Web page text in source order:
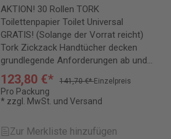
Tissuequalität,
Lorbeerblattprägung, 2-lagig,
hochweiß + Toilettenpapier
GRATIS
AKTION! 30 Rollen TORK
Toilettenpapier Toilet Universal
GRATIS! (Solange der Vorrat reicht)
Tork Zickzack Handtücher decken
grundlegende Anforderungen ab und
eignen sich für Situationen, in denen
sowohl Preis als auch Leistung eine
Rolle spielen.
123,80 €* 141,70 €*Einzelpreis
Pro Packung
* zzgl. MwSt. und Versand
Zur Merkliste hinzufügen